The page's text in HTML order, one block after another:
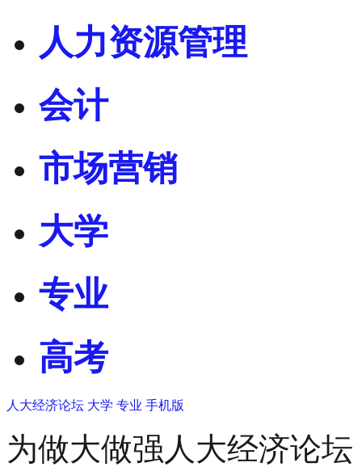
人力资源管理
会计
市场营销
大学
专业
高考
人大经济论坛 大学 专业 手机版
为做大做强人大经济论